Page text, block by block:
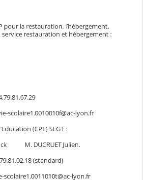
pour la restauration, l’hébergement,
restauration et hébergement :
scolaire1.0010010f@ac-lyon.fr
(CPE) SEGT :
M. DUCRUET Julien.
(standard)
scolaire1.0011010t@ac-lyon.fr